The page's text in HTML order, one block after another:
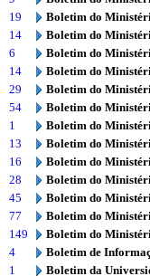
19
Boletim do
14
Boletim do
6
Boletim do
14
Boletim do
29
Boletim do
54
Boletim do
1
Boletim do
13
Boletim do
16
Boletim do
28
Boletim do
45
Boletim do
77
Boletim do
149
Boletim do
4
Boletim de
1
Boletim da